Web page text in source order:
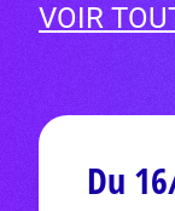
VOIR
Du